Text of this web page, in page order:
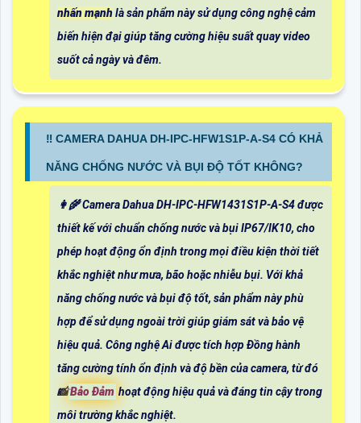
nhấn mạnh là sản phẩm này sử dụng công nghệ cảm
biến hiện đại giúp tăng cường hiệu suất quay video
suốt cả ngày và đêm.
‼️ CAMERA DAHUA DH-IPC-HFW1S1P-A-S4 CÓ KHẢ
NĂNG CHỐNG NƯỚC VÀ BỤI ĐỘ TỐT KHÔNG?
👩‍🌾 Camera Dahua DH-IPC-HFW1431S1P-A-S4 được
thiết kế với chuẩn chống nước và bụi IP67/IK10, cho
phép hoạt động ổn định trong mọi điều kiện thời tiết
khắc nghiệt như mưa, bão hoặc nhiễu bụi. Với khả
năng chống nước và bụi độ tốt, sản phẩm này phù
hợp để sử dụng ngoài trời giúp giám sát và bảo vệ
hiệu quả. Công nghệ Ai được tích hợp Đồng hành
tăng cường tính ổn định và độ bền của camera, từ đó
📸Bảo Đảm hoạt động hiệu quả và đáng tin cậy trong
môi trường khắc nghiệt.